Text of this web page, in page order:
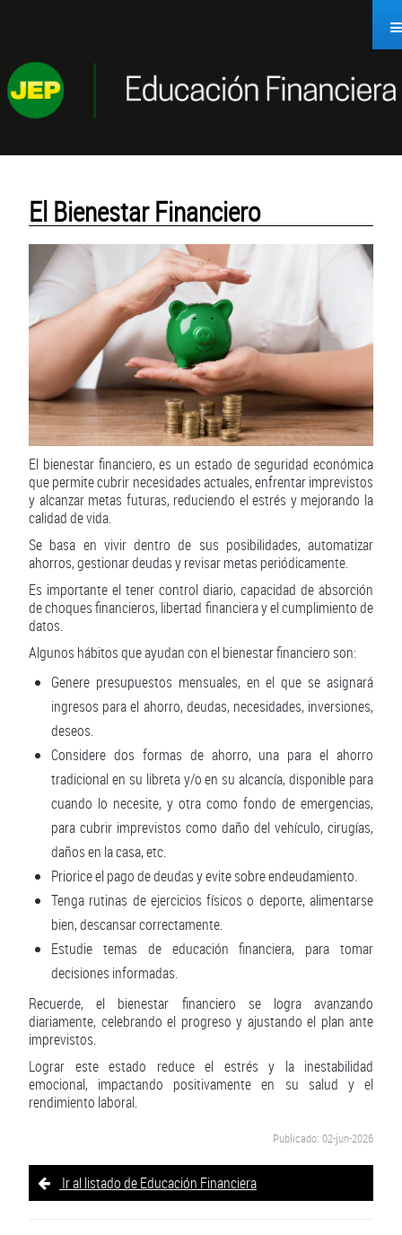
El Bienestar Financiero
El bienestar financiero, es un estado de seguridad económica
que permite cubrir necesidades actuales, enfrentar imprevistos
y alcanzar metas futuras, reduciendo el estrés y mejorando la
calidad de vida.
Se basa en vivir dentro de sus posibilidades, automatizar
ahorros, gestionar deudas y revisar metas periódicamente.
Es importante el tener control diario, capacidad de absorción
de choques financieros, libertad financiera y el cumplimiento de
datos.
Algunos hábitos que ayudan con el bienestar financiero son:
Genere presupuestos mensuales, en el que se asignará
ingresos para el ahorro, deudas, necesidades, inversiones,
deseos.
Considere dos formas de ahorro, una para el ahorro
tradicional en su libreta y/o en su alcancía, disponible para
cuando lo necesite, y otra como fondo de emergencias,
para cubrir imprevistos como daño del vehículo, cirugías,
daños en la casa, etc.
Priorice el pago de deudas y evite sobre endeudamiento.
Tenga rutinas de ejercicios físicos o deporte, alimentarse
bien, descansar correctamente.
Estudie temas de educación financiera, para tomar
decisiones informadas.
Recuerde, el bienestar financiero se logra avanzando
diariamente, celebrando el progreso y ajustando el plan ante
imprevistos.
Lograr este estado reduce el estrés y la inestabilidad
emocional, impactando positivamente en su salud y el
rendimiento laboral.
Publicado: 02-jun-2026
Ir al listado de Educación Financiera